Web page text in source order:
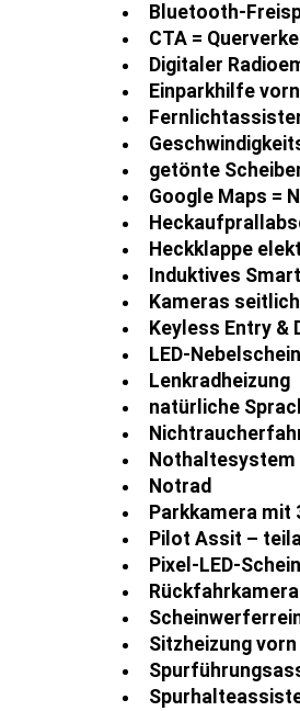
Bluetooth-
CTA =
Digitaler
Einparkhilfe
getönte
Google Maps =
Heckklappe
Induktives
Kameras seitlich
Keyless Entry &
LED-
Lenkradheizung
natürliche
Nothaltesystem
Notrad
Parkkamera mit
Pilot Assit –
Pixel-LED-
Rückfahrkamera
Sitzheizung vorn